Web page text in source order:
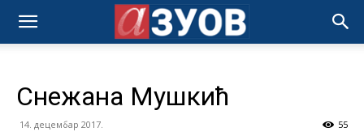
Снежана Мушкић
14. децембар 2017. 55